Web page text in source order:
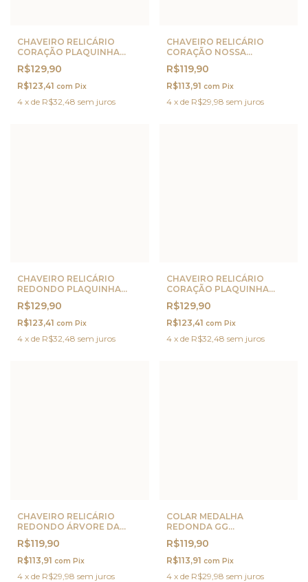
CHAVEIRO RELICÁRIO
CORAÇÃO PLAQUINHA
PERSONALIZADA PRATA
R$129,90
R$123,41 com Pix
4 x de R$32,48 sem juros
CHAVEIRO RELICÁRIO
CORAÇÃO NOSSA
SENHORA PRATA
R$119,90
R$113,91 com Pix
4 x de R$29,98 sem juros
CHAVEIRO RELICÁRIO
REDONDO PLAQUINHA
PERSONALIZADA OURO
R$129,90
R$123,41 com Pix
4 x de R$32,48 sem juros
CHAVEIRO RELICÁRIO
CORAÇÃO PLAQUINHA
PERSONALIZADA OURO
R$129,90
R$123,41 com Pix
4 x de R$32,48 sem juros
CHAVEIRO RELICÁRIO
REDONDO ÁRVORE DA
VIDA OURO
R$119,90
R$113,91 com Pix
4 x de R$29,98 sem juros
COLAR MEDALHA
REDONDA GG
PERSONALIZADA OURO
R$119,90
R$113,91 com Pix
4 x de R$29,98 sem juros